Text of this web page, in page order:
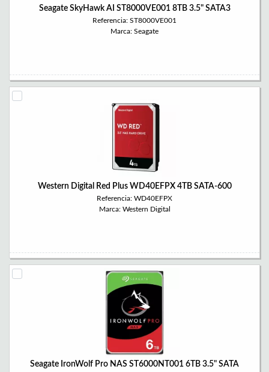
Seagate SkyHawk AI ST8000VE001 8TB 3.5" SATA3
Referencia: ST8000VE001
Marca: Seagate
Western Digital Red Plus WD40EFPX 4TB SATA-600
Referencia: WD40EFPX
Marca: Western Digital
Seagate IronWolf Pro NAS ST6000NT001 6TB 3.5" SATA